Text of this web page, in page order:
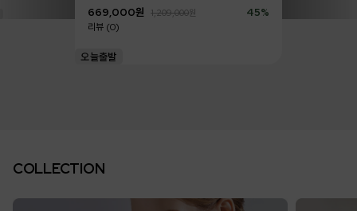
45%
669,000원 1,209,000원
리뷰 (0)
COLLECTION